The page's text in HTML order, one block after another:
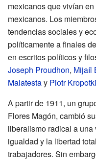
mexicanos que vivían
mexicanos. Los
tendencias sociales y
políticamente a finales
en escritos políticos y
Joseph Proudhon, Mijaíl
Malatestay Piotr
A partir de 1911, un
Flores Magón, cambió
liberalismo radical a
igualdad y la libertad
trabajadores. Sin